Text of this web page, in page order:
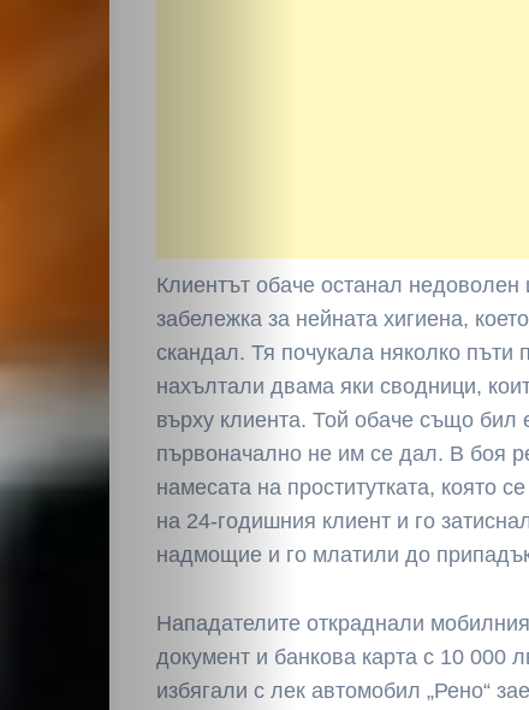
Клиентът обаче останал недоволен
забележка за нейната хигиена,
скандал. Тя почукала няколко пъти
нахълтали двама яки сводници,
върху клиента. Той обаче също бил
първоначално не им се дал. В боя
намесата на проститутката, която
на 24-годишния клиент и го
надмощие и го млатили до
Нападателите откраднали
документ и банкова карта с 10 000
избягали с лек автомобил „Рено“